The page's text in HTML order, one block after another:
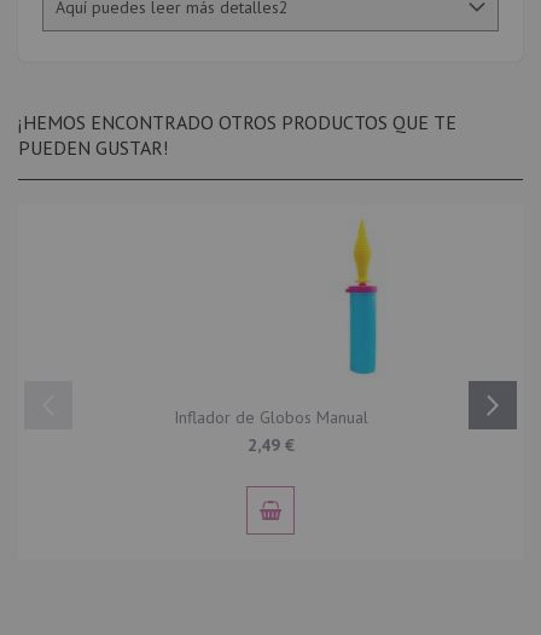
Aquí puedes leer más detalles2
¡HEMOS ENCONTRADO OTROS PRODUCTOS QUE TE
PUEDEN GUSTAR!
Inflador de Globos Manual
2,49 €